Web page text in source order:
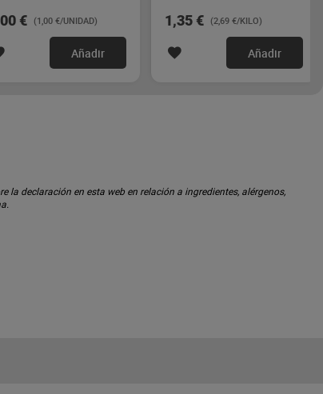
€ (1,00 €/UNIDAD)
Añadir
1,35 € (2,69 €/KILO)
Añadir
declaración en esta web en relación a ingredientes, alérgenos,